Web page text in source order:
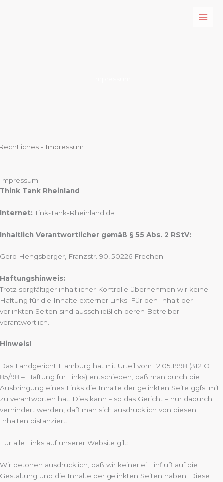
- Impressum
Impressum
Think Tank Rheinland
Internet: Tink-Tank-Rheinland.de
Inhaltlich Verantwortlicher gemäß § 55 Abs. 2 RStV:
Gerd Hengsberger, Franzstr. 90, 50226 Frechen
Haftungshinweis:
Trotz sorgfältiger inhaltlicher Kontrolle übernehmen wir keine
Haftung für die Inhalte externer Links. Für den Inhalt der
verlinkten Seiten sind ausschließlich deren Betreiber
verantwortlich.
Hinweis!
Das Landgericht Hamburg hat mit Urteil vom 12.05.1998 (312 O
85/98 – Haftung für Links) entschieden, daß man durch die
Ausbringung eines Links die Inhalte der gelinkten Seite ggfs. mit
zu verantworten hat. Dies kann – so das Gericht – nur dadurch
verhindert werden, daß man sich ausdrücklich von diesen
Inhalten distanziert.
Für alle Links auf unserer Website gilt:
Wir betonen ausdrücklich, daß wir keinerlei Einfluß auf die
Gestaltung und die Inhalte der gelinkten Seiten haben. Diese